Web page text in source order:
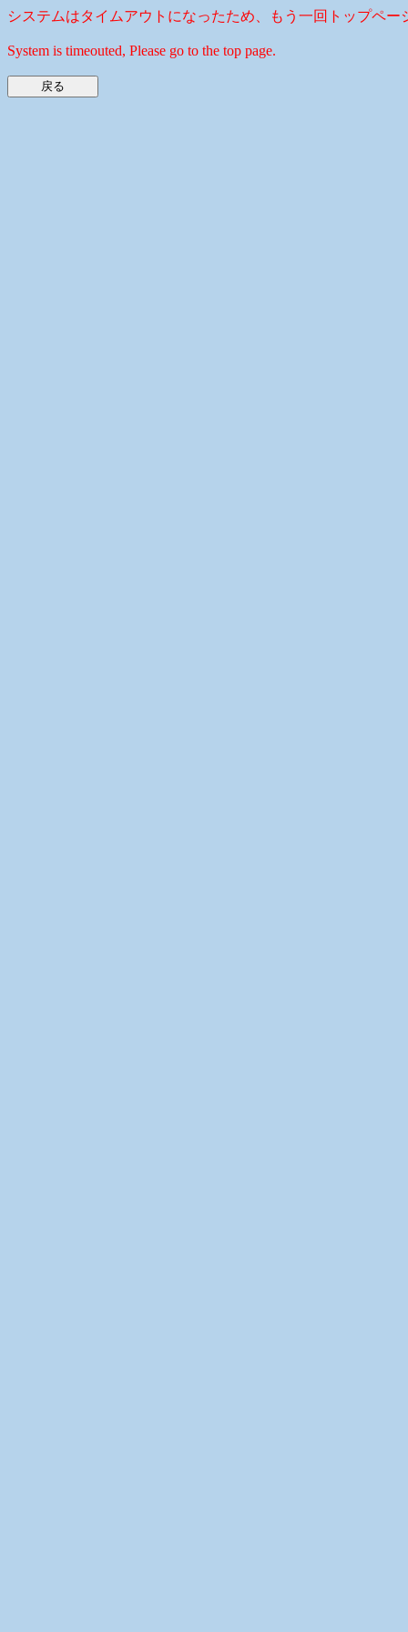
システムはタイムアウトになったため、もう一回トップペー
System is timeouted, Please go to the top page.